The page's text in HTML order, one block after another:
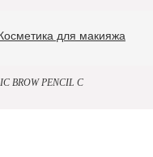
для макияжа
BROW PENCIL С